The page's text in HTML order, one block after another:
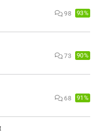
98 93%
73 90%
68 91%